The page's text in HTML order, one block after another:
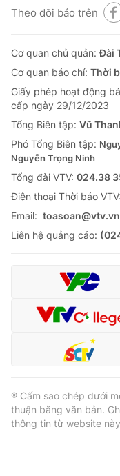
Theo dõi báo trên
Cơ quan chủ quản:Đài
Cơ quan báo chí: Thời
Giấy phép hoạt động
cấp ngày 29/12/2023
Tổng Biên tập: Vũ
Phó Tổng Biên tập:
Nguyễn Trọng Ninh
Tổng đài VTV: 024.38
Ðiện thoại Thời báo VTV:
Email: toasoan@vtv.vn
Liên hệ quảng cáo:
® Cấm sao chép dưới
thuận bằng văn bản.
thông tin từ website